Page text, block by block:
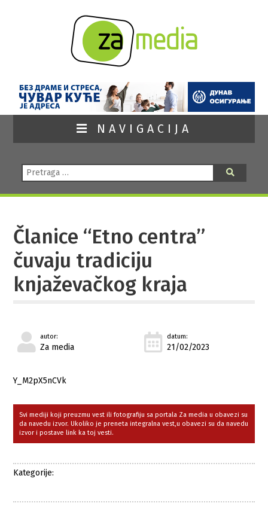
NAVIGACIJA
Pretraga:
Članice “Etno centra”
čuvaju tradiciju
knjaževačkog kraja
autor:
Za media
datum:
21/02/2023
Y_M2pX5nCVk
Svi mediji koji preuzmu vest ili fotografiju sa portala Za media u obavezi su
da navedu izvor. Ukoliko je preneta integralna vest,u obavezi su da navedu
izvor i postave link ka toj vesti.
Kategorije: